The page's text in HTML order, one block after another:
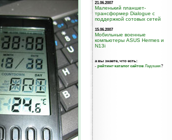
21.06.2007
Маленький планшет-
трансформер Dialogue с
поддержкой сотовых сетей
15.06.2007
Мобильные военные
компьютеры ASUS Hermes и
N13i
а вы знаете, что есть:
- рейтинг-каталог сайтов Ладошек?